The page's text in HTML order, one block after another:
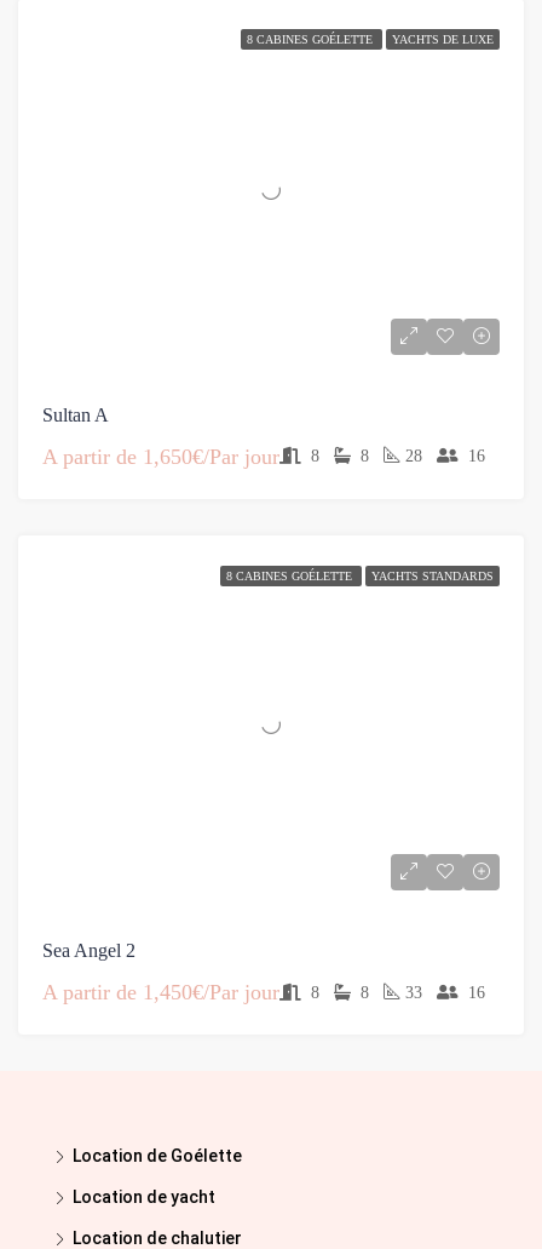
8 CABINES GOÉLETTE YACHTS DE LUXE
Sultan A
A partir de 1,650€/Par jour 8 8 28 16
8 CABINES GOÉLETTE YACHTS STANDARDS
Sea Angel 2
A partir de 1,450€/Par jour 8 8 33 16
Location de Goélette
Location de yacht
Location de chalutier